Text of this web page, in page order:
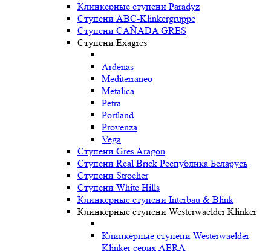
Клинкерные ступени Paradyz
Ступени ABC-Klinkergruppe
Ступени CAÑADA GRES
Ступени Exagres
Ardenas
Mediterraneo
Metalica
Petra
Portland
Provenza
Vega
Ступени Gres Aragon
Ступени Real Brick Республика Беларусь
Ступени Stroeher
Ступени White Hills
Клинкерные ступени Interbau & Blink
Клинкерные ступени Westerwaelder Klinker
Клинкерные ступени Westerwaelder
Klinker серия AERA